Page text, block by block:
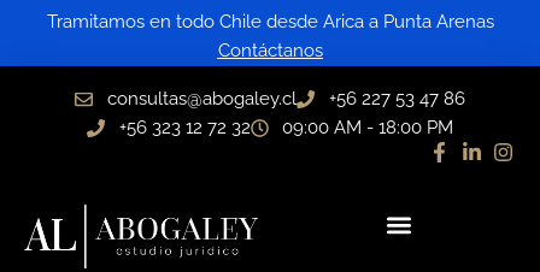
contenido
Tramitamos en todo Chile desde Arica a Punta Arenas
Contáctanos
consultas@abogaley.cl
+56 227 53 47 86
+56 323 12 72 32
09:00 AM - 18:00 PM